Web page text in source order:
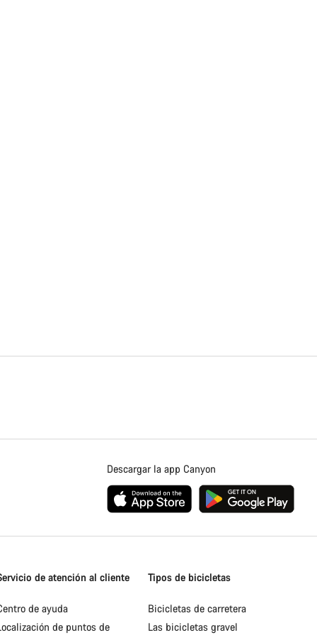
Descargar la app Canyon
de atención al cliente
de ayuda
de puntos de
Tipos de bicicletas
Bicicletas de carretera
Las bicicletas gravel